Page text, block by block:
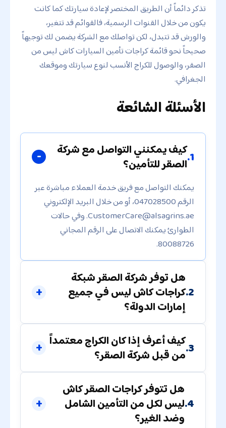
تذكر دائماً أن الطريق المختصر لإعادة سيارتك كما كانت
يكون من خلال القنوات الرسمية، فالقوائم قد تتغير،
والورش قد تتبدل، لكن تواصلك مع الشركة يضمن لك توجيهاً
صحيحاً نحو قائمة كراجات تأمين السيارات كاش ليس من
الصقر، والوصول للكراج الأنسب لنوع سيارتك وموقعك
الجغرافي.
الأسئلة الشائعة
1.كيف يمكنني التواصل مع شركة
الصقر للتأمين؟
يمكنك التواصل مع فريق خدمة العملاء مباشرة عبر
الرقم 047028500، أو من خلال البريد الإلكتروني
CustomerCare@alsagrins.ae. وفي حالات
الطوارئ يمكنك الاتصال على الرقم المجاني
80088726.
2.
هل توفر شركة الصقر شبكة
كراجات كاش ليس في جميع
إمارات الدولة؟
3.كيف أعرف إذا كان الكراج معتمداً
من قبل شركة الصقر؟
4.
هل تتوفر كراجات الصقر كاش
ليس لكل من التأمين الشامل
وضد الغير؟